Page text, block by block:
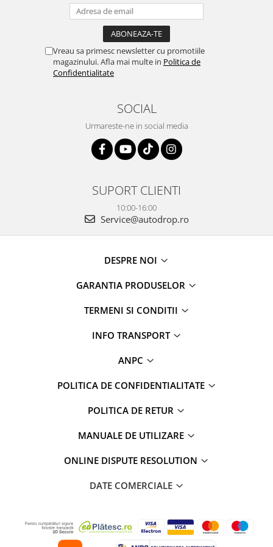
Vreau sa primesc newsletter cu promotiile
magazinului. Afla mai multe in Politica de
Confidentialitate
SOCIAL
Urmareste-ne in social media
SUPORT CLIENTI
10:00-16:00
Service@autodrop.ro
DESPRE NOI
GARANTIA PRODUSELOR
TERMENI SI CONDITII
INFO TRANSPORT
ANPC
POLITICA DE CONFIDENTIALITATE
POLITICA DE RETUR
MANUALE DE UTILIZARE
ONLINE DISPUTE RESOLUTION
DATE COMERCIALE